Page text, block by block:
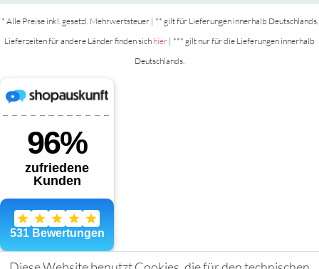
* Alle Preise inkl. gesetzl. Mehrwertsteuer | ** gilt für Lieferungen innerhalb Deutschlands,
Lieferzeiten für andere Länder finden sich hier | *** gilt nur für die Lieferungen innerhalb
Deutschlands.